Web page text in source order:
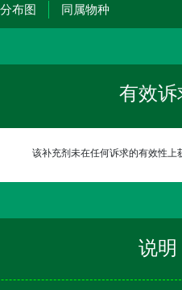
分布图 同属物种
有效诉
该补充剂未在任何诉求的有效性上
说明